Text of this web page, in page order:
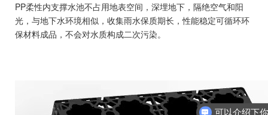
PP柔性内支撑水池不占用地表空间，深埋地下，隔绝空气和阳
光，与地下水环境相似，收集雨水保质期长，性能稳定可循环环
保材料成品，不会对水质构成二次污染。